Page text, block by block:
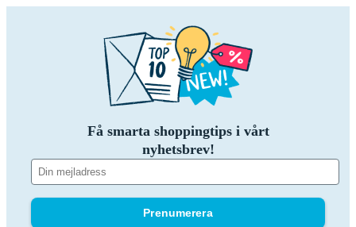
Få smarta shoppingtips i vårt
nyhetsbrev!
Prenumerera